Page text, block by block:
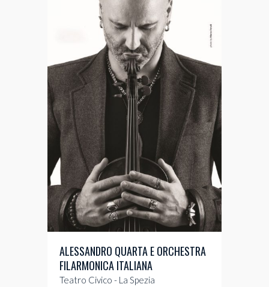
ALESSANDRO QUARTA E ORCHESTRA
FILARMONICA ITALIANA
Teatro Civico - La Spezia